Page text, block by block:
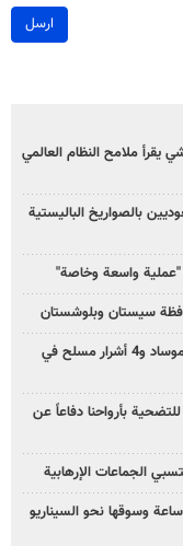
ارسل
يقرأ ملامح النظام العالمي
بالصواريخ الباليستية
"عملية واسعة وخاصة"
سيستان وبلوشستان
وزارة الأمن الإيرانية: اعتقال 21 عميلاً للموساد و4 أشرار مسلح في
بأرواحنا دفاعاً عن
بزشكيان: خططوا لإسقاط إيران خلال 48 ساعة وسوقها نحو السيناريو